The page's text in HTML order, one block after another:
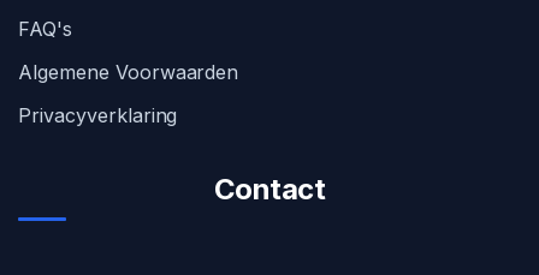
FAQ's
Algemene Voorwaarden
Privacyverklaring
Contact